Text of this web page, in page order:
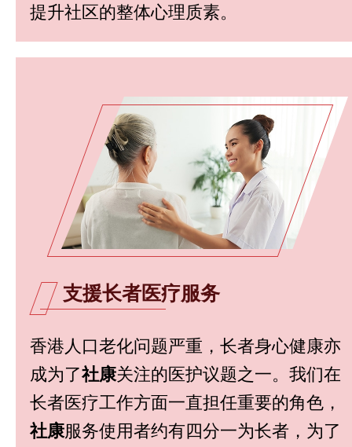
提升社区的整体心理质素。
支援长者医疗服务
香港人口老化问题严重，长者身心健康亦
成为了社康关注的医护议题之一。我们在
长者医疗工作方面一直担任重要的角色，
社康服务使用者约有四分一为长者，为了